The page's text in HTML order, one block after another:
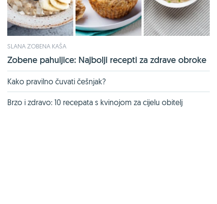
SLANA ZOBENA KAŠA
Zobene pahuljice: Najbolji recepti za zdrave obroke
Kako pravilno čuvati češnjak?
Brzo i zdravo: 10 recepata s kvinojom za cijelu obitelj